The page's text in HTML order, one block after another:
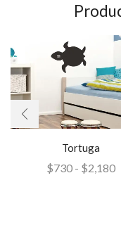
Tortuga
$730 - $2,180